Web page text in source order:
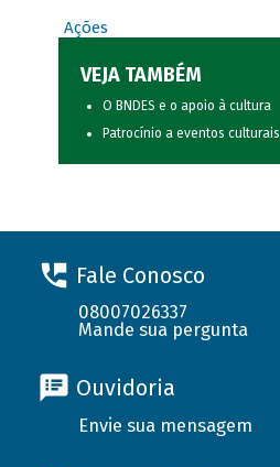
Ações
VEJA TAMBÉM
O BNDES e o apoio à cultura
Patrocínio a eventos culturais
Fale Conosco
08007026337
Mande sua pergunta
Ouvidoria
Envie sua mensagem